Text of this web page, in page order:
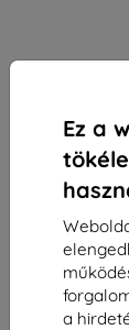
Ez a
a
Shield-Sk s.r.o.
Rudolf Mocka
841 04
ÁFA-